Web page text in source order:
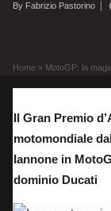
Posted
By Fabrizio Pastorino
Home » MotoGP: la
Il Gran Premio
motomondiale
Iannone in
dominio Ducati